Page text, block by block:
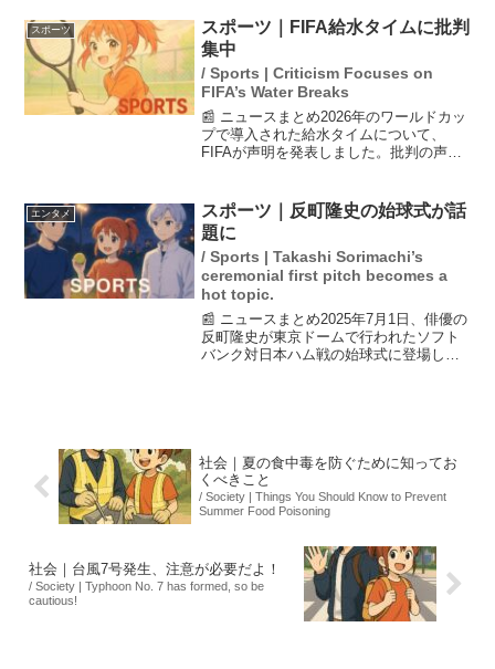
（GLS）で、金額は1千億円を超える可能
性があります。この動き...
スポーツ
スポーツ｜FIFA給水タイムに批判
集中
/ Sports | Criticism Focuses on
FIFA’s Water Breaks
📰 ニュースまとめ2026年のワールドカッ
プで導入された給水タイムについて、
FIFAが声明を発表しました。批判の声が
と主張。選手や指揮官からも不満が噴出
しており、給...
エンタメ
スポーツ｜反町隆史の始球式が話
題に
/ Sports | Takashi Sorimachi’s
ceremonial first pitch becomes a
hot topic.
📰 ニュースまとめ2025年7月1日、俳優の
反町隆史が東京ドームで行われたソフト
バンク対日本ハム戦の始球式に登場しま
社会｜夏の食中毒を防ぐために知ってお
くべきこと
/ Society | Things You Should Know to Prevent
Summer Food Poisoning
社会｜台風7号発生、注意が必要だよ！
/ Society | Typhoon No. 7 has formed, so be
cautious!